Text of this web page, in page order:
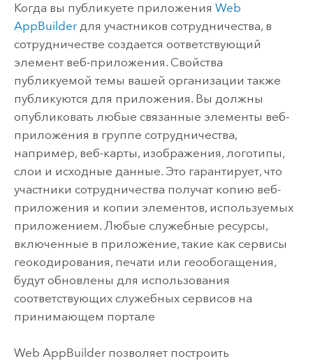
Когда вы публикуете приложения Web
AppBuilderдля участников сотрудничества, в
сотрудничестве создается оответствующий
элемент веб-приложения. Свойства
публикуемой темы вашей организации также
публикуются для приложения. Вы должны
опубликовать любые связанные элементы веб-
приложения в группе сотрудничества,
например, веб-карты, изображения, логотипы,
слои и исходные данные. Это гарантирует, что
участники сотрудничества получат копию веб-
приложения и копии элементов, используемых
приложением. Любые служебные ресурсы,
включенные в приложение, такие как сервисы
геокодирования, печати или геообогащения,
будут обновлены для использования
соответствующих служебных сервисов на
принимающем портале
Web AppBuilderпозволяет построить